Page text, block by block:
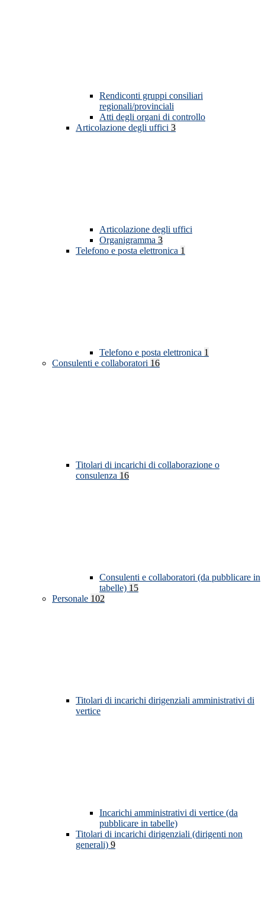
Rendiconti gruppi consiliari
regionali/provinciali
Atti degli organi di controllo
Articolazione degli uffici 3
Articolazione degli uffici
Organigramma 3
Telefono e posta elettronica 1
Telefono e posta elettronica 1
Consulenti e collaboratori 16
Titolari di incarichi di collaborazione o
consulenza 16
Consulenti e collaboratori (da pubblicare in
tabelle) 15
Personale 102
Titolari di incarichi dirigenziali amministrativi di
vertice
Incarichi amministrativi di vertice (da
pubblicare in tabelle)
Titolari di incarichi dirigenziali (dirigenti non
generali) 9